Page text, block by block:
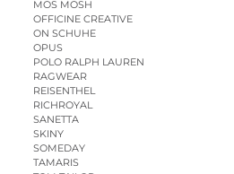
MOS MOSH
OFFICINE CREATIVE
ON SCHUHE
OPUS
POLO RALPH LAUREN
RAGWEAR
REISENTHEL
RICHROYAL
SANETTA
SKINY
SOMEDAY
TAMARIS